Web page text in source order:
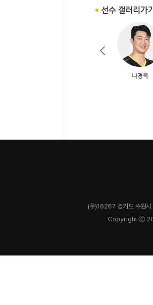
(우)16267 경기도 수원
Copyright ⓒ